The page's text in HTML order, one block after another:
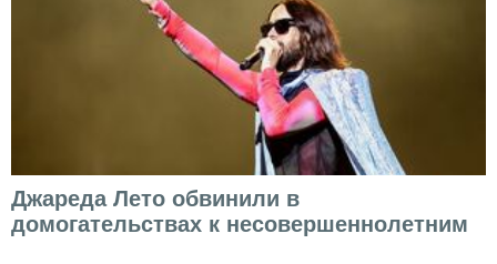
Джареда Лето обвинили в
домогательствах к несовершеннолетним